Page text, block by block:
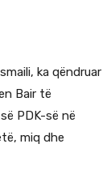
ka qëndruar
Bair të
PDK-së në
miq dhe